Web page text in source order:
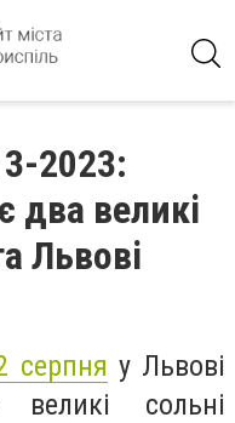
2023:
два великі
Львові
серпня у Львові
великі сольні